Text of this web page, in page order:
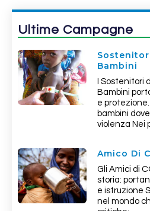
Ultime Campagne
Bambini
I Sostenitori
Bambini
e
bambini
violenza Nei
Amico Di
Gli Amici di
storia:
e istruzione
nel mondo